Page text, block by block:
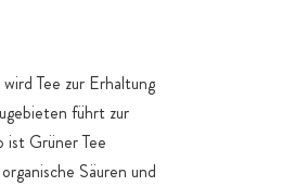
Tee zur Erhaltung
führt zur
Grüner Tee
Säuren und